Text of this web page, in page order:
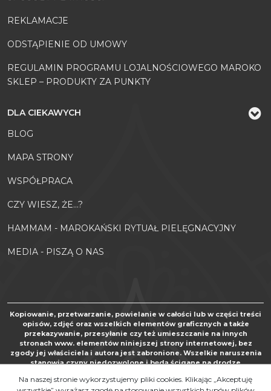
REKLAMACJE
ODSTĄPIENIE OD UMOWY
REGULAMIN PROGRAMU LOJALNOŚCIOWEGO MAROKO
SKLEP – PRODUKTY ZA PUNKTY
DLA CIEKAWYCH
BLOG
MAPA STRONY
WSPÓŁPRACA
CZY WIESZ, ŻE...?
HAMMAM - MAROKAŃSKI RYTUAŁ PIELĘGNACYJNY
MEDIA - PISZĄ O NAS
Kopiowanie, przetwarzanie, powielanie w całości lub w części treści
opisów, zdjęć oraz wszelkich elementów graficznych a także
przekazywanie, przesyłanie czy też umieszczanie na innych
stronach www. elementów niniejszej strony internetowej, bez
zgody jej właściciela i autora jest zabronione. Wszelkie naruszenia
stanowią czyny niedozwolone i będą ścigane na drodze
karnego, art. 24 i 25 Ustawy o zwalczaniu nieuczciwej konkurencji
Na naszej stronie wykorzystujemy pliki cookies. Klikając „Akceptuję